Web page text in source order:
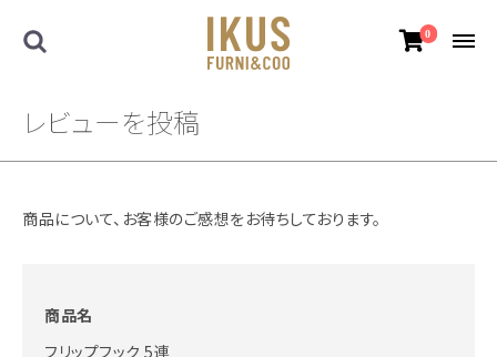
0
レビューを投稿
商品について、お客様のご感想をお待ちしております。
商品名
フリップフック 5連